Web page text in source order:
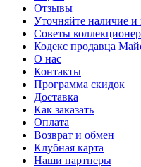
Отзывы
Уточняйте наличие и
Советы
Кодекс продавца
О нас
Контакты
Программа скидок
Доставка
Как заказать
Оплата
Возврат и обмен
Клубная карта
Наши партнеры